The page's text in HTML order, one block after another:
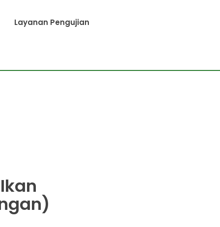
Layanan Pengujian